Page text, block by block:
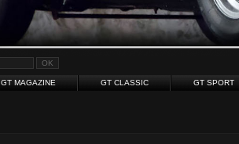
GT MAGAZINE GT CLASSIC GT SPORT